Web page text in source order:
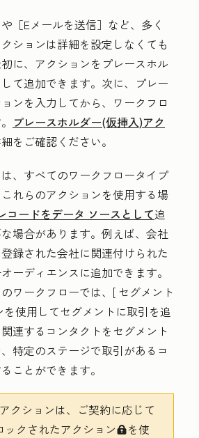
［Eメールを送信］など、多く
ションは詳細を設定しなくても
に、アクションをプレースホル
て追加できます。次に、プレー
ンを入力してから、ワークフロ
プレースホルダー(仮挿入)アク
をご確認ください。
、すべてのワークフロータイプ
れらのアクションを使用する場
コードをデータ ソースとして追
場合があります。例えば、会社
録された会社に関連付けられた
ーディエンスに追加できます。
ワークフローでは、[ セグメント
使用してセグメントに取引を追
連するコンタクトをセグメント
特定のステージで取引があるコ
ことができます。
クションは、ご契約に応じて
クされたアクションlockedを使